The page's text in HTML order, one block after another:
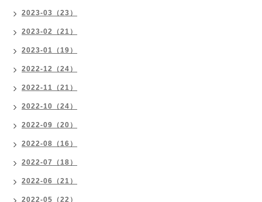
2023-03（23）
2023-02（21）
2023-01（19）
2022-12（24）
2022-11（21）
2022-10（24）
2022-09（20）
2022-08（16）
2022-07（18）
2022-06（21）
2022-05（22）